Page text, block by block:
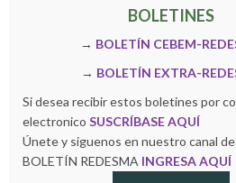
BOLETINES
→ BOLETÍN CEBEM-
→ BOLETÍN EXTRA-
Si desea recibir estos boletines por
electronico SUSCRÍBASE AQUÍ
Únete y siguenos en nuestro canal
BOLETÍN REDESMA INGRESA AQUÍ